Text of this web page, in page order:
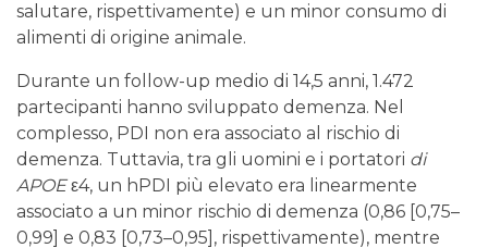
salutare, rispettivamente) e un minor consumo di
alimenti di origine animale.
Durante un follow-up medio di 14,5 anni, 1.472
partecipanti hanno sviluppato demenza. Nel
complesso, PDI non era associato al rischio di
demenza. Tuttavia, tra gli uomini e i portatori di
APOEε4, un hPDI più elevato era linearmente
associato a un minor rischio di demenza (0,86 [0,75–
0,99] e 0,83 [0,73–0,95], rispettivamente), mentre